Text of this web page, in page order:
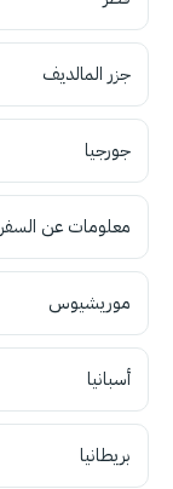
جزر المالديف
جورجيا
معلومات عن السفر
موريشيوس
أسبانيا
بريطانيا